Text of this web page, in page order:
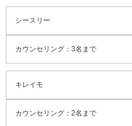
シースリー
カウンセリング：3名まで
キレイモ
カウンセリング：2名まで